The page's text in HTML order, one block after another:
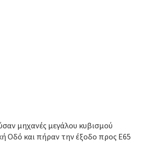
μηχανές μεγάλου κυβισμού
Οδό και πήραν την έξοδο προς Ε65